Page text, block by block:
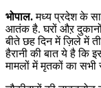
भोपाल.मध्य प्रदेश के
आतंक है. घरों औऱ
बीते छह दिन में ज़िले में
हैरानी की बात ये है कि
मामलों में मृतकों का सभी